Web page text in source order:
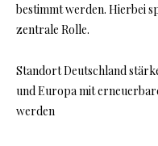
bestimmt werden. Hierbei
zentrale Rolle.
Standort Deutschland
und Europa mit
werden